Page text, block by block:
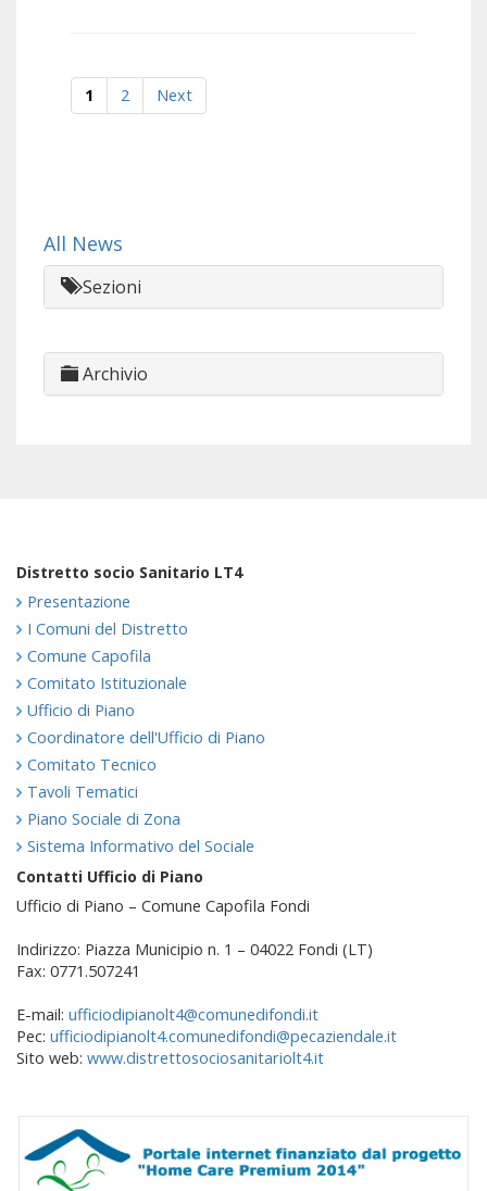
1 2 Next
All News
Sezioni
Archivio
Distretto socio Sanitario LT4
Presentazione
I Comuni del Distretto
Comune Capofila
Comitato Istituzionale
Ufficio di Piano
Coordinatore dell'Ufficio di Piano
Comitato Tecnico
Tavoli Tematici
Piano Sociale di Zona
Sistema Informativo del Sociale
Contatti Ufficio di Piano
Ufficio di Piano – Comune Capofila Fondi
Indirizzo: Piazza Municipio n. 1 – 04022 Fondi (LT)
Fax: 0771.507241
E-mail: ufficiodipianolt4@comunedifondi.it
Pec: ufficiodipianolt4.comunedifondi@pecaziendale.it
Sito web: www.distrettosociosanitariolt4.it